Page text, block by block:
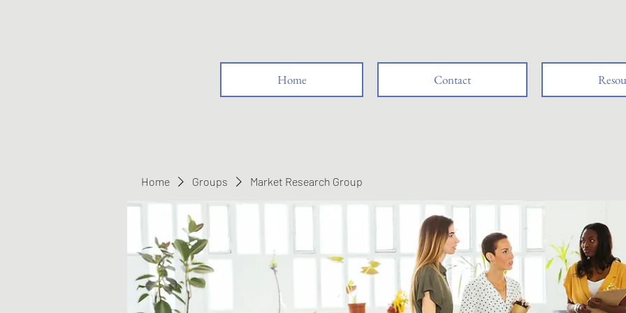
Home Contact
Home Groups Market Research Group